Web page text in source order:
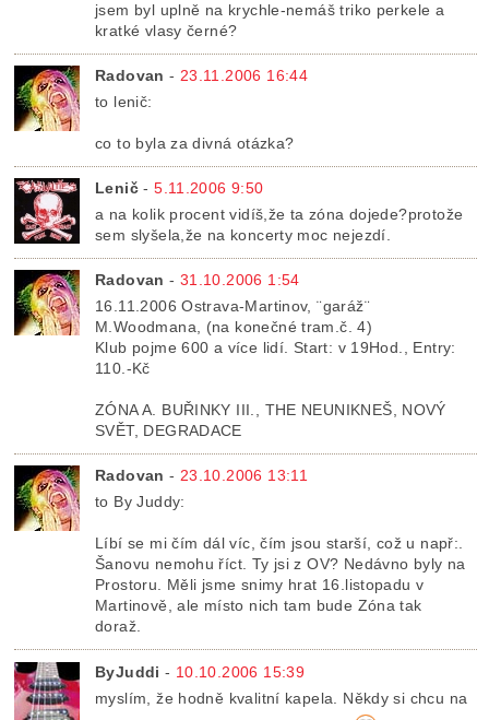
jsem byl uplně na krychle-nemáš triko perkele a
kratké vlasy černé?
Radovan - 23.11.2006 16:44
to lenič:
co to byla za divná otázka?
Lenič -5.11.2006 9:50
a na kolik procent vidíš,že ta zóna dojede?protože
sem slyšela,že na koncerty moc nejezdí.
Radovan - 31.10.2006 1:54
16.11.2006 Ostrava-Martinov, ¨garáž¨
M.Woodmana, (na konečné tram.č. 4)
Klub pojme 600 a více lidí. Start: v 19Hod., Entry:
110.-Kč
ZÓNA A. BUŘINKY III., THE NEUNIKNEŠ, NOVÝ
SVĚT, DEGRADACE
Radovan - 23.10.2006 13:11
to By Juddy:
Líbí se mi čím dál víc, čím jsou starší, což u např:.
Šanovu nemohu říct. Ty jsi z OV? Nedávno byly na
Prostoru. Měli jsme snimy hrat 16.listopadu v
Martinově, ale místo nich tam bude Zóna tak
doraž.
ByJuddi - 10.10.2006 15:39
myslím, že hodně kvalitní kapela. Někdy si chcu na